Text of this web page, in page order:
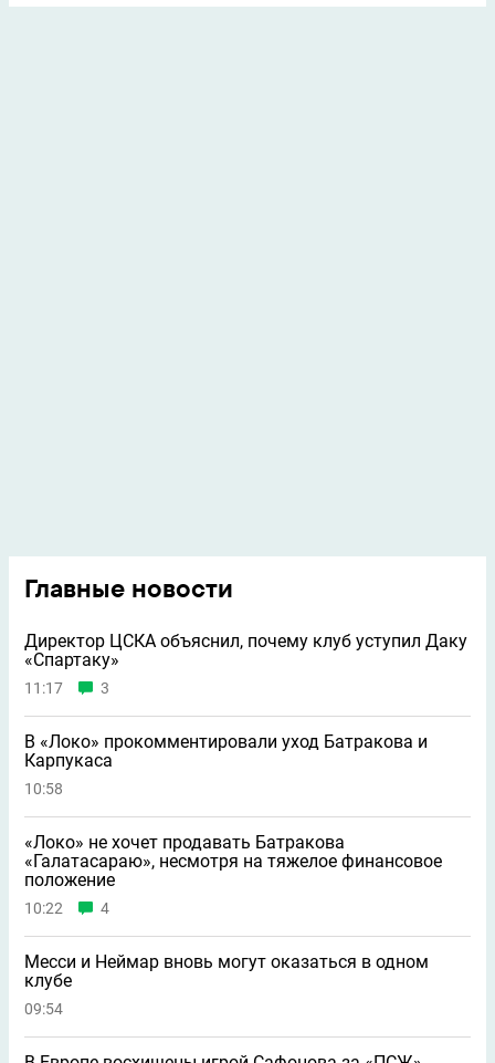
Главные новости
Директор ЦСКА объяснил, почему клуб уступил Даку
«Спартаку»
11:17 3
В «Локо» прокомментировали уход Батракова и
Карпукаса
10:58
«Локо» не хочет продавать Батракова
«Галатасараю», несмотря на тяжелое финансовое
положение
10:22 4
Месси и Неймар вновь могут оказаться в одном
клубе
09:54